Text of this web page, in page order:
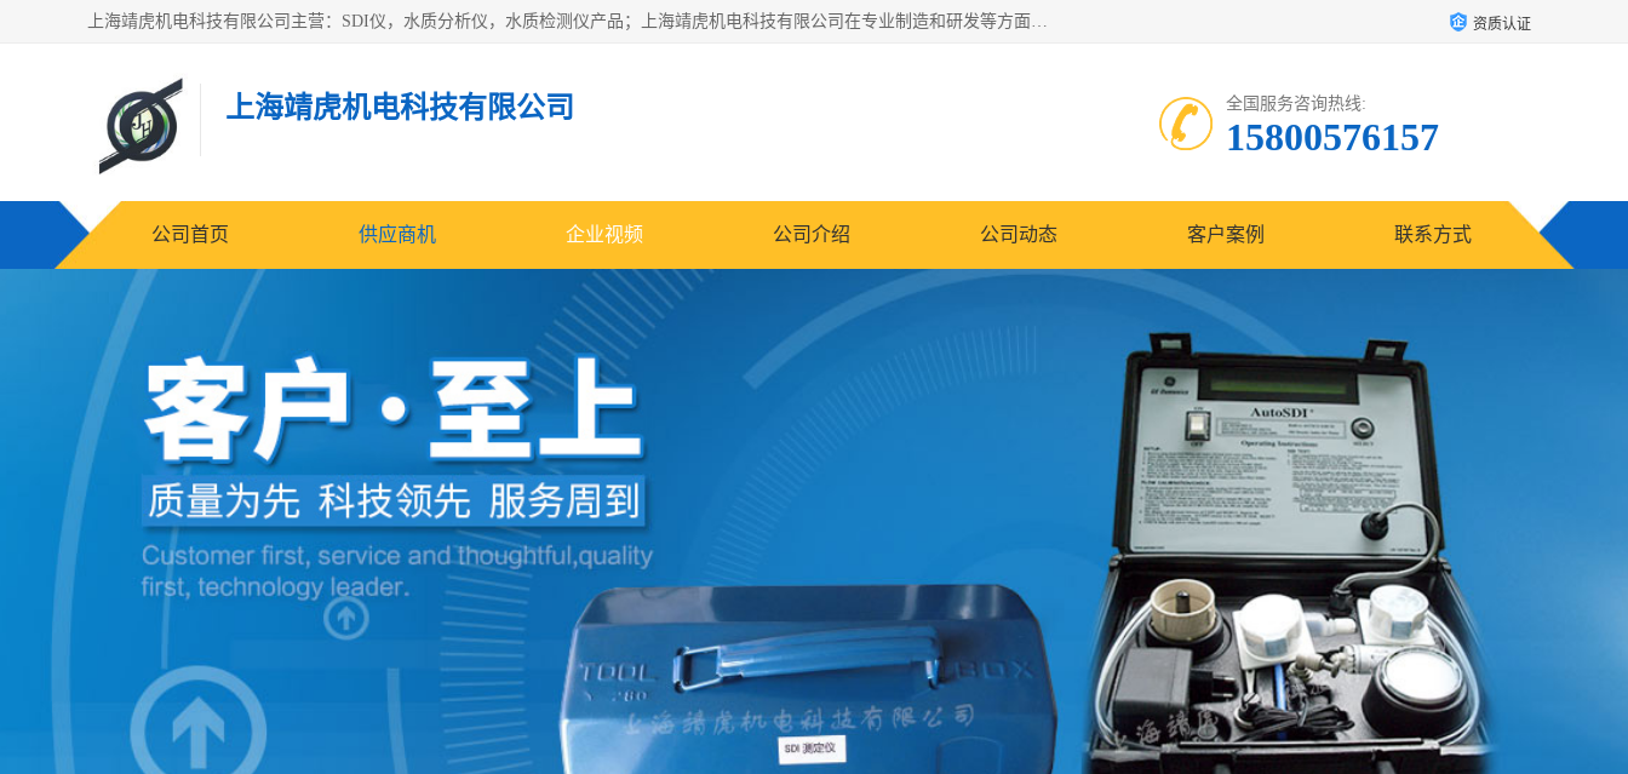
上海靖虎机电科技有限公司主营：SDI仪，水质分析仪，水质检测仪产品；上海靖虎机电科技有限公司在专业制造和研发等方面的强大的平台优势，利用自身在自动化仪表、自控系统及环保监测仪器的专长，以优良的技术，优越的产品质量和良好的服务质量与广大客户真诚合作。 资质认证
上海靖虎机电科技有限公司 全国服务咨询热线:
15800576157
公司首页 供应商机 企业视频 公司介绍 公司动态 客户案例 联系方式